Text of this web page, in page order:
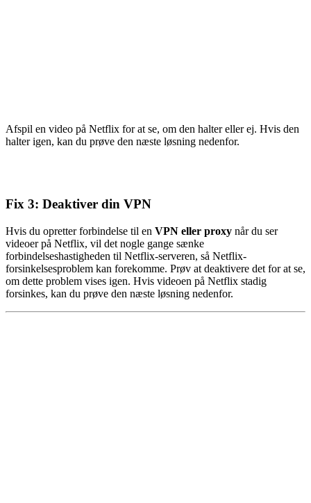
Afspil en video på Netflix for at se, om den halter eller ej. Hvis den
halter igen, kan du prøve den næste løsning nedenfor.
Fix 3: Deaktiver din VPN
Hvis du opretter forbindelse til en VPN eller proxy når du ser
videoer på Netflix, vil det nogle gange sænke
forbindelseshastigheden til Netflix-serveren, så Netflix-
forsinkelsesproblem kan forekomme. Prøv at deaktivere det for at se,
om dette problem vises igen. Hvis videoen på Netflix stadig
forsinkes, kan du prøve den næste løsning nedenfor.